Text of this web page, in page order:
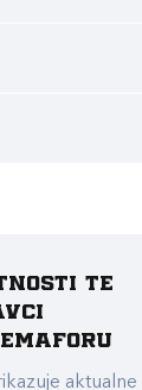
te
aktualne